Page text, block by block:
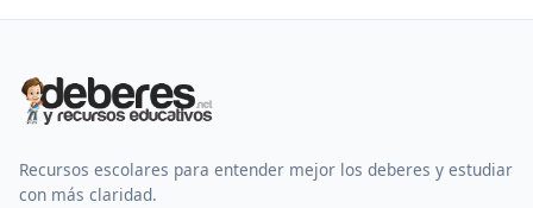
Recursos escolares para entender mejor los deberes y estudiar
con más claridad.